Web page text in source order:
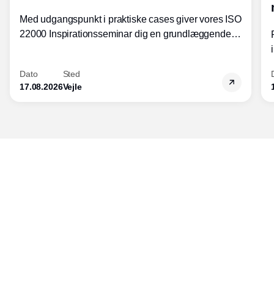
Med udgangspunkt i praktiske cases giver vores ISO
22000 Inspirationsseminar dig en grundlæggende
fødevarestandardens integration med andre
standarder.
Dato
17.08.2026
Sted
Vejle